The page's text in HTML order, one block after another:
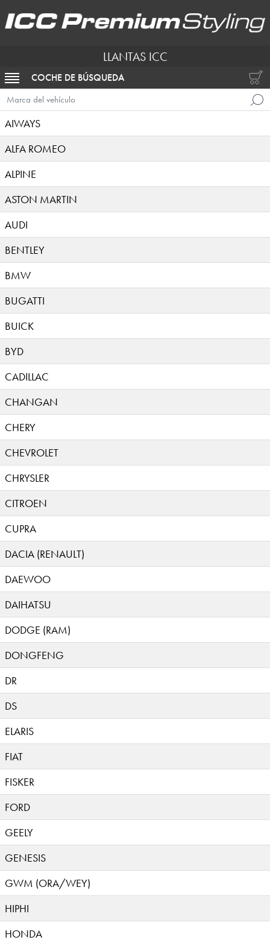
LLANTAS ICC
ACTIVAR NAVEGACIÓN
COCHE DE BÚSQUEDA
Marca del vehículo
AIWAYS
ALFA ROMEO
ALPINE
ASTON MARTIN
AUDI
BENTLEY
BMW
BUGATTI
BUICK
BYD
CADILLAC
CHANGAN
CHERY
CHEVROLET
CHRYSLER
CITROEN
CUPRA
DACIA (RENAULT)
DAEWOO
DAIHATSU
DODGE (RAM)
DONGFENG
DR
DS
ELARIS
FIAT
FISKER
FORD
GEELY
GENESIS
GWM (ORA/WEY)
HIPHI
HONDA